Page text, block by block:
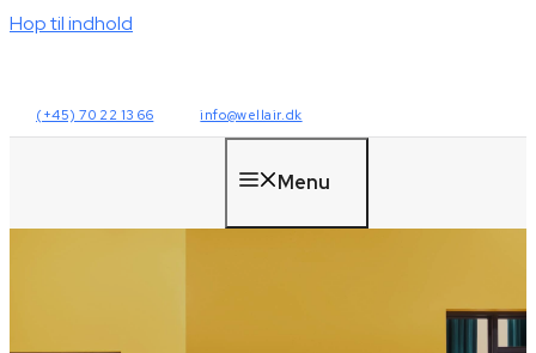
Hop til indhold
(+45) 70 22 13 66 info@wellair.dk
Menu